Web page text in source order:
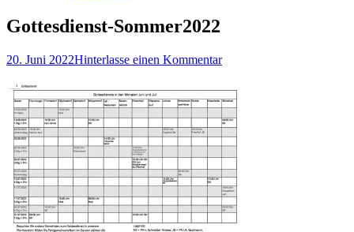
Gottesdienst-Sommer2022
Veröffentlicht
20. Juni 2022Hinterlasse einen Kommentarzu
Sommer2022